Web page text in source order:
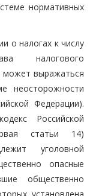
нормативных
о налогах к числу
налогового
может выражаться
Федерации).
Российской
статьи 14)
уголовной
опасные
общественно